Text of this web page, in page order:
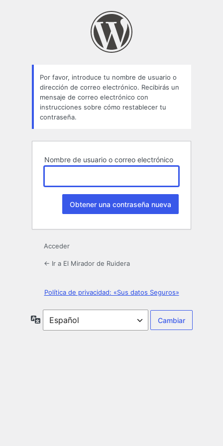
Por favor, introduce tu nombre de usuario o
dirección de correo electrónico. Recibirás un
mensaje de correo electrónico con
instrucciones sobre cómo restablecer tu
contraseña.
Nombre de usuario o correo electrónico
Acceder
← Ir a El Mirador de Ruidera
Política de privacidad: «Sus datos Seguros»
Idioma